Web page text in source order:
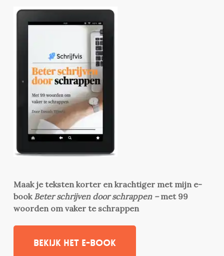
Maak je teksten korter en krachtiger met mijn e-
book Beter schrijven door schrappen –met 99
woorden om vaker te schrappen
Bekijk het e-book